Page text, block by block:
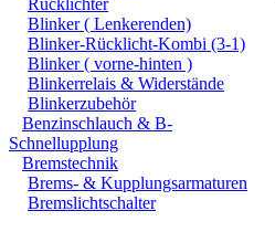
Rücklichter
Blinker ( Lenkerenden)
Blinker-Rücklicht-Kombi (3-1)
Blinker ( vorne-hinten )
Blinkerrelais & Widerstände
Blinkerzubehör
Benzinschlauch & B-
Schnellupplung
Bremstechnik
Brems- & Kupplungsarmaturen
Bremslichtschalter